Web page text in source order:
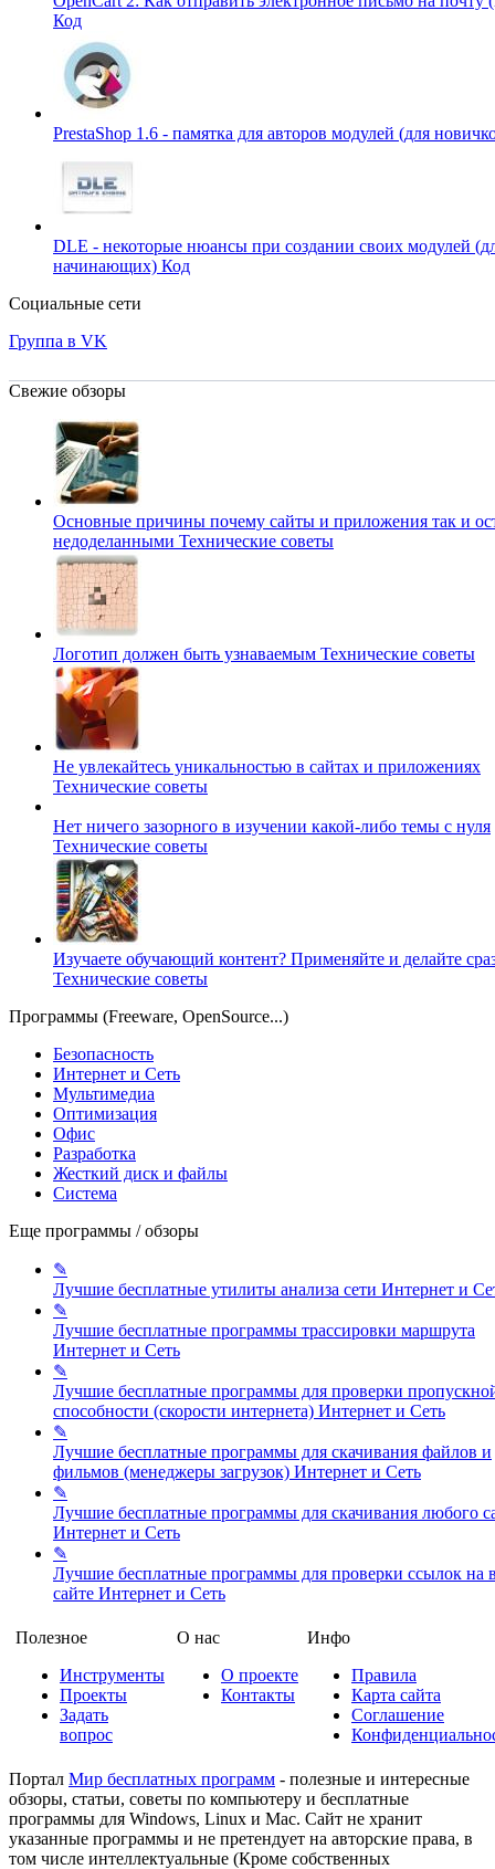
Код
PrestaShop 1.6 - памятка для авторов модулей (для
DLE - некоторые нюансы при создании своих модулей
начинающих) Код
Социальные сети
Группа в VK
Свежие обзоры
Основные причины почему сайты и приложения так и
недоделанными Технические советы
Логотип должен быть узнаваемым Технические советы
Не увлекайтесь уникальностью в сайтах и приложениях
Технические советы
Нет ничего зазорного в изучении какой-либо темы с нуля
Технические советы
Изучаете обучающий контент? Применяйте и делайте
Технические советы
Программы (Freeware, OpenSource...)
Безопасность
Интернет и Сеть
Мультимедиа
Оптимизация
Офис
Разработка
Жесткий диск и файлы
Система
Еще программы / обзоры
✎
Лучшие бесплатные утилиты анализа сети Интернет и
✎
Лучшие бесплатные программы трассировки маршрута
Интернет и Сеть
✎
Лучшие бесплатные программы для проверки
способности (скорости интернета) Интернет и Сеть
✎
Лучшие бесплатные программы для скачивания файлов и
фильмов (менеджеры загрузок) Интернет и Сеть
✎
Лучшие бесплатные программы для скачивания любого
Интернет и Сеть
✎
Лучшие бесплатные программы для проверки ссылок на
сайте Интернет и Сеть
Полезное
Инструменты
Проекты
Задать
вопрос
О нас
О проекте
Контакты
Инфо
Правила
Карта сайта
Соглашение
Портал Мир бесплатных программ - полезные и интересные
обзоры, статьи, советы по компьютеру и бесплатные
программы для Windows, Linux и Mac. Сайт не хранит
указанные программы и не претендует на авторские права, в
том числе интеллектуальные (Кроме собственных